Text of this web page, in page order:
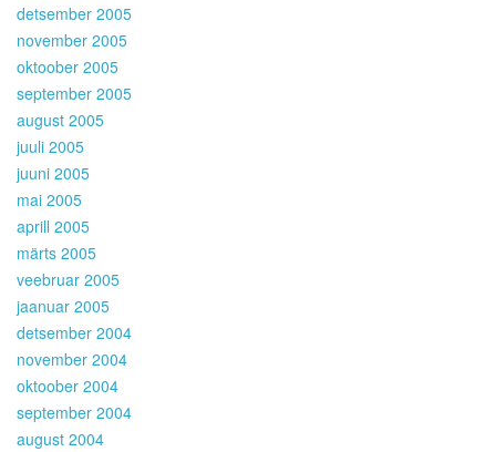
detsember 2005
november 2005
oktoober 2005
september 2005
august 2005
juuli 2005
juuni 2005
mai 2005
aprill 2005
märts 2005
veebruar 2005
jaanuar 2005
detsember 2004
november 2004
oktoober 2004
september 2004
august 2004